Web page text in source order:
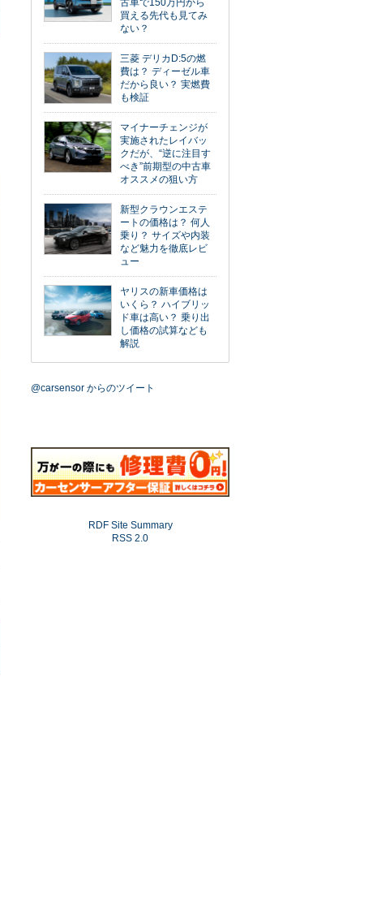
古車で150万円から
買える先代も見てみ
ない？
三菱 デリカD:5の燃
費は？ ディーゼル車
だから良い？ 実燃費
も検証
マイナーチェンジが
実施されたレイバッ
クだが、“逆に注目す
べき”前期型の中古車
オススメの狙い方
新型クラウンエステ
ートの価格は？ 何人
乗り？ サイズや内装
など魅力を徹底レビ
ュー
ヤリスの新車価格は
いくら？ ハイブリッ
ド車は高い？ 乗り出
し価格の試算なども
解説
@carsensor からのツイート
RDF Site Summary
RSS 2.0